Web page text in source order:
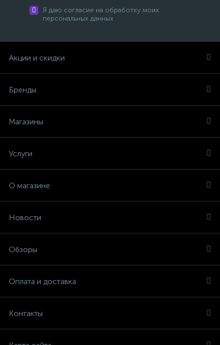
Я даю согласие на обработку моих
персональных данных
Акции и скидки
Бренды
Магазины
Услуги
О магазине
Новости
Обзоры
Оплата и доставка
Контакты